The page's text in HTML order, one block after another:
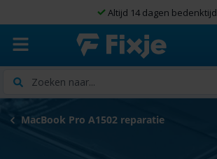
Altijd 14 dagen bedenktijd
Zoeken
MacBook Pro A1502 reparatie